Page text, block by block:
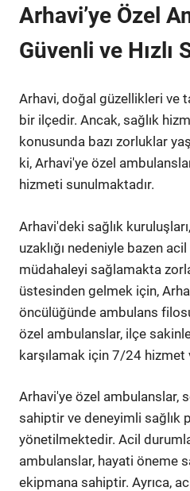
Arhavi’ye Özel
Güvenli ve Hızlı
Arhavi, doğal güzellikleri ve
bir ilçedir. Ancak, sağlık
konusunda bazı zorluklar
ki, Arhavi'ye özel
hizmeti sunulmaktadır.
Arhavi'deki sağlık
uzaklığı nedeniyle bazen
müdahaleyi sağlamakta
üstesinden gelmek için,
öncülüğünde ambulans
özel ambulanslar, ilçe
karşılamak için 7/24 hizmet
Arhavi'ye özel ambulanslar,
sahiptir ve deneyimli sağlık
yönetilmektedir. Acil
ambulanslar, hayati öneme
ekipmana sahiptir. Ayrıca,